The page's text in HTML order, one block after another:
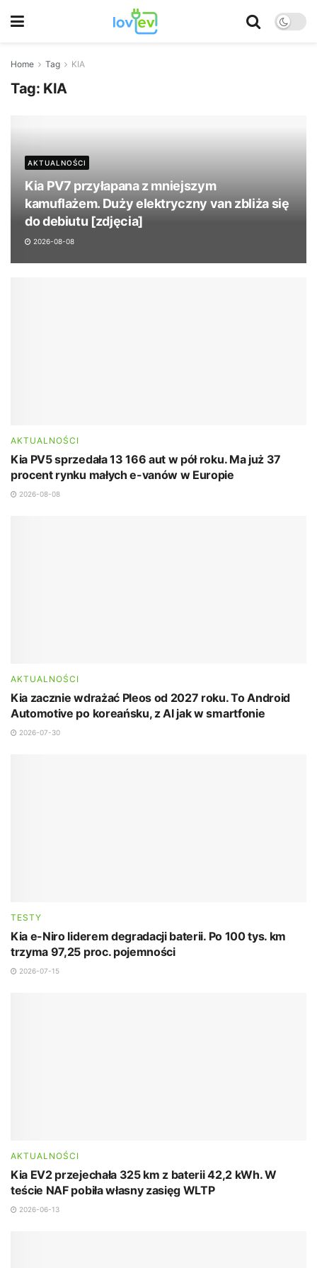
Home Tag KIA
Tag: KIA
AKTUALNOŚCI
Kia PV7 przyłapana z mniejszym
kamuflażem. Duży elektryczny van zbliża się
do debiutu [zdjęcia]
2026-08-08
AKTUALNOŚCI
Kia PV5 sprzedała 13 166 aut w pół roku. Ma już 37
procent rynku małych e-vanów w Europie
2026-08-08
AKTUALNOŚCI
Kia zacznie wdrażać Pleos od 2027 roku. To Android
Automotive po koreańsku, z AI jak w smartfonie
2026-07-30
TESTY
Kia e-Niro liderem degradacji baterii. Po 100 tys. km
trzyma 97,25 proc. pojemności
2026-07-15
AKTUALNOŚCI
Kia EV2 przejechała 325 km z baterii 42,2 kWh. W
teście NAF pobiła własny zasięg WLTP
2026-06-13